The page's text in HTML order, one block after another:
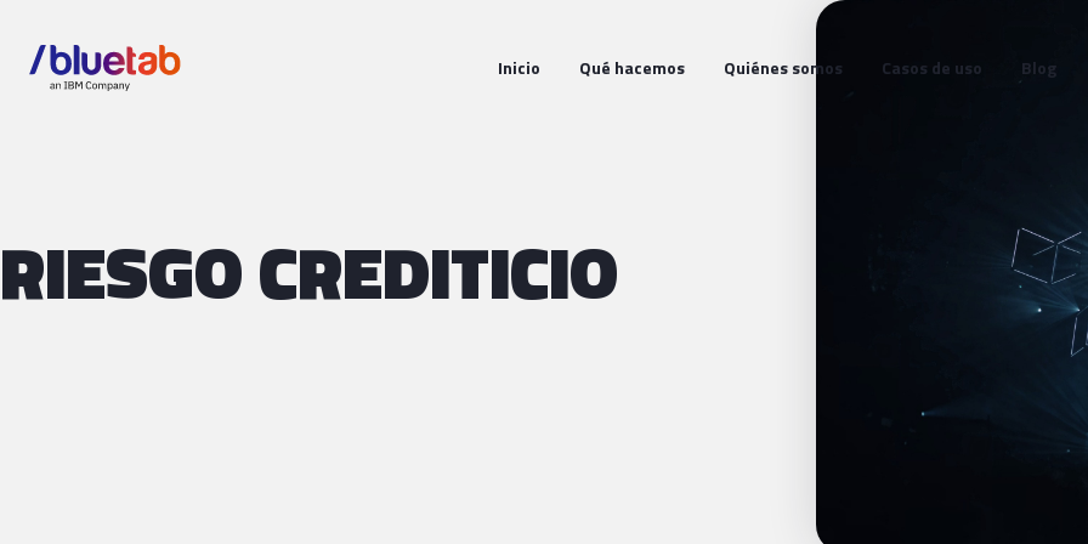
Inicio Qué hacemos Quiénes somos Casos de uso Blog
RIESGO CREDITICIO